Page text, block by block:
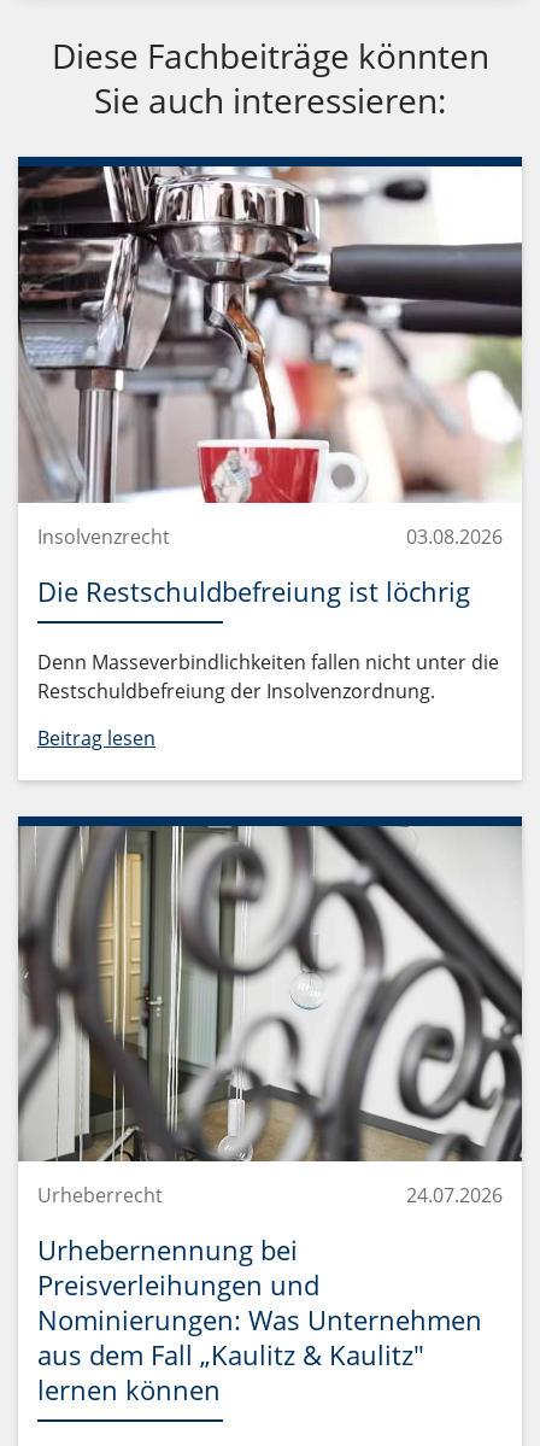
Diese Fachbeiträge könnten
Sie auch interessieren:
Insolvenzrecht 03.08.2026
Die Restschuldbefreiung ist löchrig
Denn Masseverbindlichkeiten fallen nicht unter die
Restschuldbefreiung der Insolvenzordnung.
Beitrag lesen
Urheberrecht 24.07.2026
Urhebernennung bei
Preisverleihungen und
Nominierungen: Was Unternehmen
aus dem Fall „Kaulitz & Kaulitz"
lernen können